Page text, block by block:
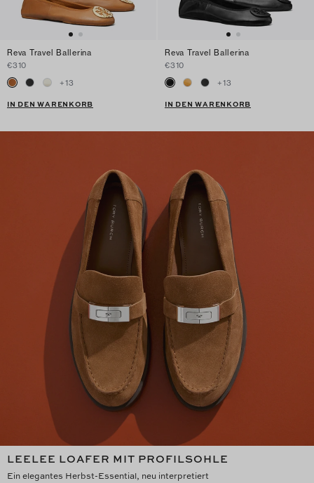
Reva Travel Ballerina
€310
+13
IN DEN WARENKORB
Reva Travel Ballerina
€310
+13
IN DEN WARENKORB
LEELEE LOAFER MIT PROFILSOHLE
Ein elegantes Herbst-Essential, neu interpretiert